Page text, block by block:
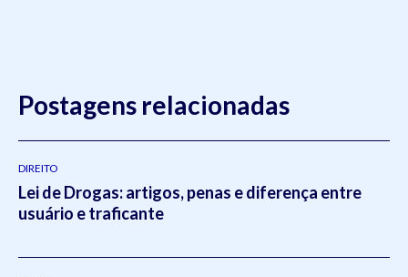
Postagens relacionadas
DIREITO
Lei de Drogas: artigos, penas e diferença entre
usuário e traficante